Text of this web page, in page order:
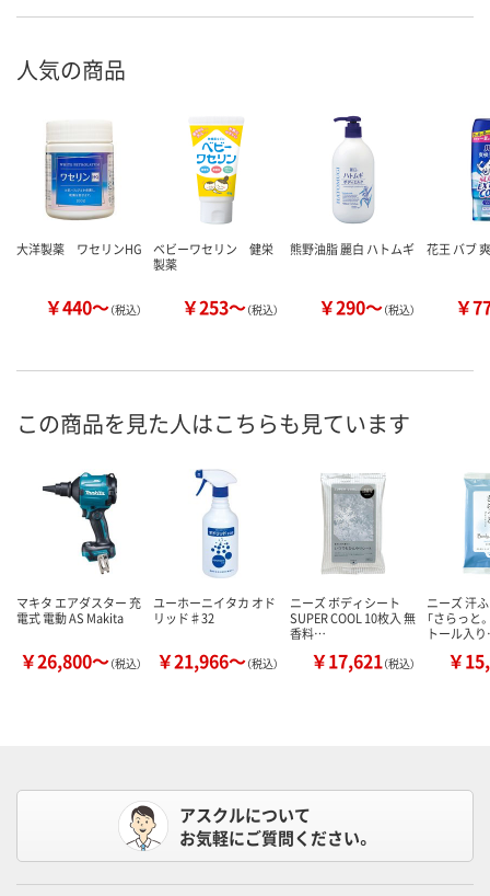
人気の商品
大洋製薬 ワセリンHG
￥440～（税込）
ベビーワセリン 健栄
製薬
￥253～（税込）
熊野油脂 麗白 ハトムギ
￥290～（税込）
花王 バブ
￥
この商品を見た人はこちらも見ています
マキタ エアダスター 充
電式 電動 AS Makita
￥26,800～（税込）
ユーホーニイタカ オド
リッド♯32
￥21,966～（税込）
ニーズ ボディシート
SUPER COOL 10枚入 無
香料…
￥17,621（税込）
ニーズ 汗
「さらっと
トール入
￥
アスクルについて
お気軽にご質問ください。